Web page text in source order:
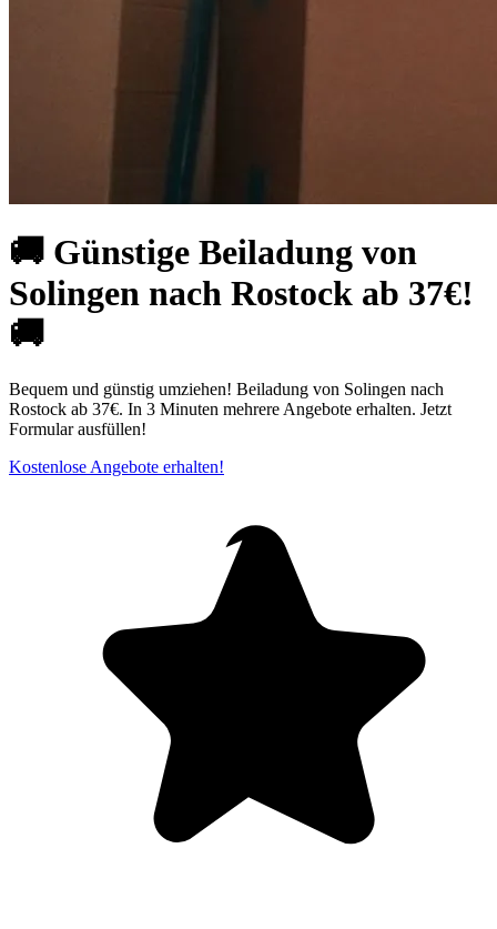
🚚 Günstige Beiladung von
Solingen nach Rostock ab 37€!
🚚
Bequem und günstig umziehen! Beiladung von Solingen nach
Rostock ab 37€. In 3 Minuten mehrere Angebote erhalten. Jetzt
Formular ausfüllen!
Kostenlose Angebote erhalten!